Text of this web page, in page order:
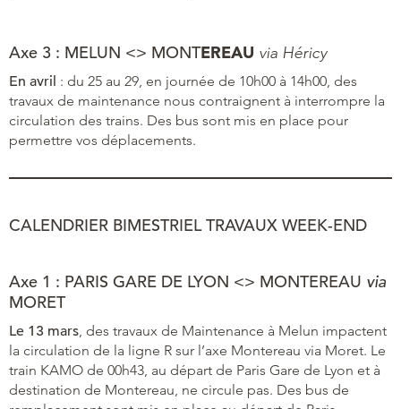
Axe 3 : MELUN <> MONTEREAU via Héricy
En avril : du 25 au 29, en journée de 10h00 à 14h00, des
travaux de maintenance nous contraignent à interrompre la
circulation des trains. Des bus sont mis en place pour
permettre vos déplacements.
CALENDRIER BIMESTRIEL TRAVAUX WEEK-END
Axe 1 : PARIS GARE DE LYON <> MONTEREAU via
MORET
Le 13 mars , des travaux de Maintenance à Melun impactent
la circulation de la ligne R sur l’axe Montereau via Moret. Le
train KAMO de 00h43, au départ de Paris Gare de Lyon et à
destination de Montereau, ne circule pas. Des bus de